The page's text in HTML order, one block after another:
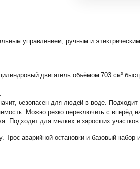
управлением, ручным и
двигатель объёмом 703 см³
безопасен для людей в воде.
Можно резко переключить с вперёд
Подходит для мелких и заросших
аварийной остановки и базовый набор